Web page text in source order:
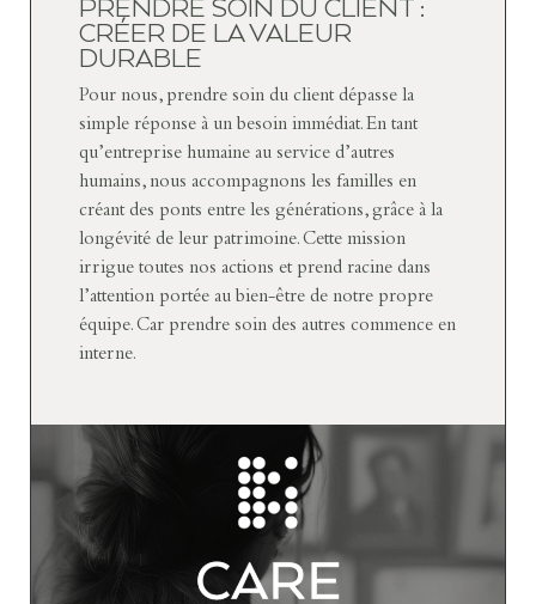
PRENDRE SOIN DU CLIENT :
CRÉER DE LA VALEUR
DURABLE
Pour nous, prendre soin du client dépasse la
simple réponse à un besoin immédiat. En tant
qu’entreprise humaine au service d’autres
humains, nous accompagnons les familles en
créant des ponts entre les générations, grâce à la
longévité de leur patrimoine. Cette mission
irrigue toutes nos actions et prend racine dans
l’attention portée au bien-être de notre propre
équipe. Car prendre soin des autres commence en
interne.